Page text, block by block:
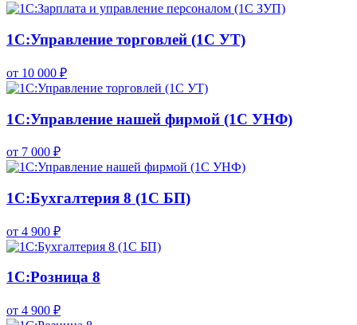
1С:Управление торговлей (1С УТ)
от 10 000 ₽
1С:Управление нашей фирмой (1С УНФ)
от 7 000 ₽
1С:Бухгалтерия 8 (1С БП)
от 4 900 ₽
1С:Розница 8
от 4 900 ₽